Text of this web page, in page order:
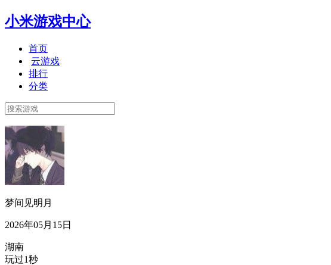
小米游戏中心
首页
云游戏
排行
分类
梦间见明月
2026年05月15日
湖南
玩过1秒